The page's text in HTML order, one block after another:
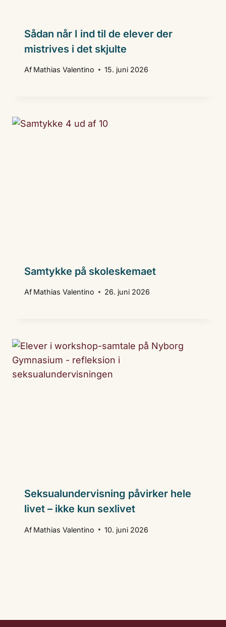
Sådan når I ind til de elever der
mistrives i det skjulte
Af Mathias Valentino 15. juni 2026
Samtykke på skoleskemaet
Af Mathias Valentino 26. juni 2026
Seksualundervisning påvirker hele
livet – ikke kun sexlivet
Af Mathias Valentino 10. juni 2026